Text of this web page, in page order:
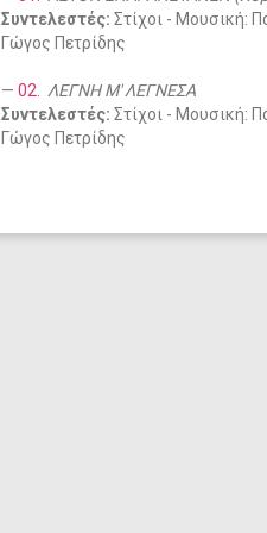
Συντελεστές: Στίχοι - Μουσική:
Γώγος Πετρίδης
02.
ΛΕΓΝΗ Μ' ΛΕΓΝΕΣΑ
Συντελεστές: Στίχοι - Μουσική:
Γώγος Πετρίδης